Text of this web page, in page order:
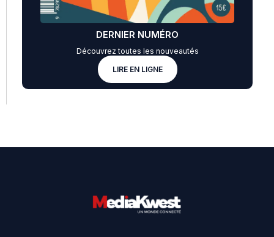
DERNIER NUMÉRO
Découvrez toutes les nouveautés
LIRE EN LIGNE